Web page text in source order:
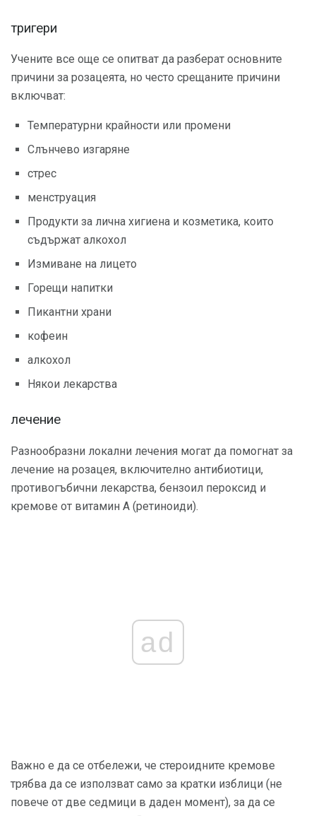
тригери
Учените все още се опитват да разберат основните
причини за розацеята, но често срещаните причини
включват:
Температурни крайности или промени
Слънчево изгаряне
стрес
менструация
Продукти за лична хигиена и козметика, които
съдържат алкохол
Измиване на лицето
Горещи напитки
Пикантни храни
кофеин
алкохол
Някои лекарства
лечение
Разнообразни локални лечения могат да помогнат за
лечение на розацея, включително антибиотици,
противогъбични лекарства, бензоил пероксид и
кремове от витамин А (ретиноиди).
ad
Важно е да се отбележи, че стероидните кремове
трябва да се използват само за кратки изблици (не
повече от две седмици в даден момент), за да се